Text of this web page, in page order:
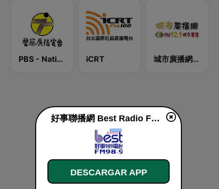
PBS - National Transportation iCRT 城市廣播網 FM 92.9 城市廣播
好事聯播網 Best Radio FM98.9 en vivo
DESCARGAR APP